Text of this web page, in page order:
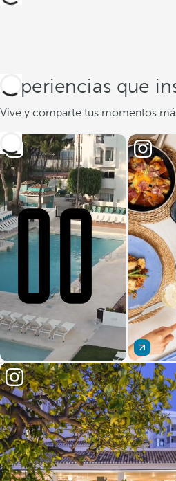
Experiencias que
Vive y comparte tus momentos